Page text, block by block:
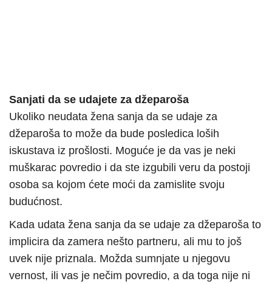
Sanjati da se udajete za džeparoša
Ukoliko neudata žena sanja da se udaje za
džeparoša to može da bude posledica loših
iskustava iz prošlosti. Moguće je da vas je neki
muškarac povredio i da ste izgubili veru da postoji
osoba sa kojom ćete moći da zamislite svoju
budućnost.
Kada udata žena sanja da se udaje za džeparoša to
implicira da zamera nešto partneru, ali mu to još
uvek nije priznala. Možda sumnjate u njegovu
vernost, ili vas je nečim povredio, a da toga nije ni